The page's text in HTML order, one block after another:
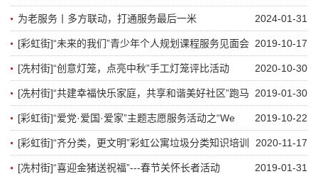
2024-01-31
为老服务丨多方联动，打通服务最后一米
2019-10-17
[彩虹街]“未来的我们”青少年个人规划课程服务见面会
2020-10-30
[冼村街]“创意灯笼，点亮中秋”手工灯笼评比活动
2019-01-30
[冼村街]“共建幸福快乐家庭，共享和谐美好社区”跑马
地花园社区第七届趣味运动会 2019-10-22
[彩虹街]“爱党·爱国·爱家”主题志愿服务活动之“We
want you”——广播社、公益社招新活动 2020-11-17
[彩虹街]“齐分类，更文明”彩虹公寓垃圾分类知识培训
活动 2019-01-31
[冼村街]“喜迎金猪送祝福”---春节关怀长者活动